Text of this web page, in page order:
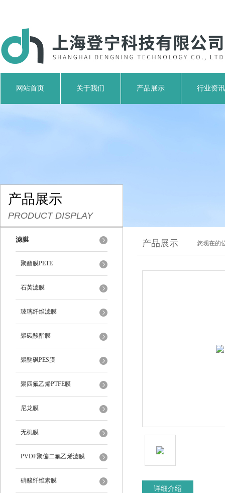
网站首页 关于我们 产品展示 行业资讯
产品展示
PRODUCT DISPLAY
滤膜
聚酯膜PETE
石英滤膜
玻璃纤维滤膜
聚碳酸酯膜
聚醚砜PES膜
聚四氟乙烯PTFE膜
尼龙膜
无机膜
PVDF聚偏二氟乙烯滤膜
硝酸纤维素膜
产品展示 您现在的
详细介绍